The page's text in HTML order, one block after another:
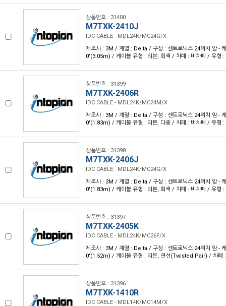
상품번호 : 31400
M7TXK-2410J
IDC CABLE - MDL24K/MC24G/X
제조사 : 3M / 계열 : Delta / 구성 : 센트로닉스 24위치 암 -
0'(3.05m) / 케이블 유형 : 리본, 회색 / 차폐 : 비차폐 / 유형 :
상품번호 : 31399
M7TXK-2406R
IDC CABLE - MDL24K/MC24M/X
제조사 : 3M / 계열 : Delta / 구성 : 센트로닉스 24위치 암 -
0'(1.83m) / 케이블 유형 : 리본, 다중 / 차폐 : 비차폐 / 유형 :
상품번호 : 31398
M7TXK-2406J
IDC CABLE - MDL24K/MC24G/X
제조사 : 3M / 계열 : Delta / 구성 : 센트로닉스 24위치 암 -
0'(1.83m) / 케이블 유형 : 리본, 회색 / 차폐 : 비차폐 / 유형 :
상품번호 : 31397
M7TXK-2405K
IDC CABLE - MDL24K/MC26F/X
제조사 : 3M / 계열 : Delta / 구성 : 센트로닉스 24위치 암 -
0'(1.52m) / 케이블 유형 : 리본, 연선(Twisted Pair) / 차폐 :
상품번호 : 31396
M7TXK-1410R
IDC CABLE - MDL14K/MC14M/X